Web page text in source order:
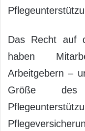
Das Recht auf
haben
Arbeitgebern –
Größe des